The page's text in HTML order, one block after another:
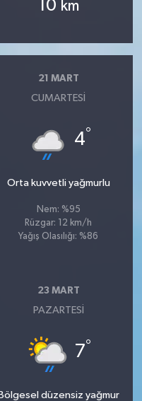
10 km
21 MART
CUMARTESI
4°
Orta kuvvetli yağmurlu
Nem: %95
Rüzgar: 12 km/h
Yağış Olasılığı: %86
23 MART
PAZARTESI
7°
düzensiz yağmur